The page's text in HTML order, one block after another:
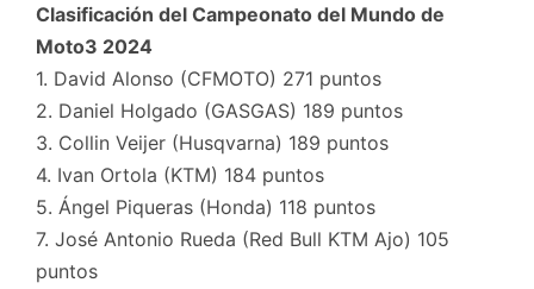
Clasificación del Campeonato del Mundo de
Moto3 2024
1. David Alonso (CFMOTO) 271 puntos
2. Daniel Holgado (GASGAS) 189 puntos
3. Collin Veijer (Husqvarna) 189 puntos
4. Ivan Ortola (KTM) 184 puntos
5. Ángel Piqueras (Honda) 118 puntos
7. José Antonio Rueda (Red Bull KTM Ajo) 105
puntos